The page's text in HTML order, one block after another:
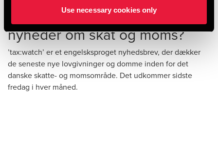
Use necessary cookies only
Vil du modtage løbende
nyheder om skat og moms?
’tax:watch’ er et engelsksproget nyhedsbrev, der dækker
de seneste nye lovgivninger og domme inden for det
danske skatte- og momsområde. Det udkommer sidste
fredag i hver måned.